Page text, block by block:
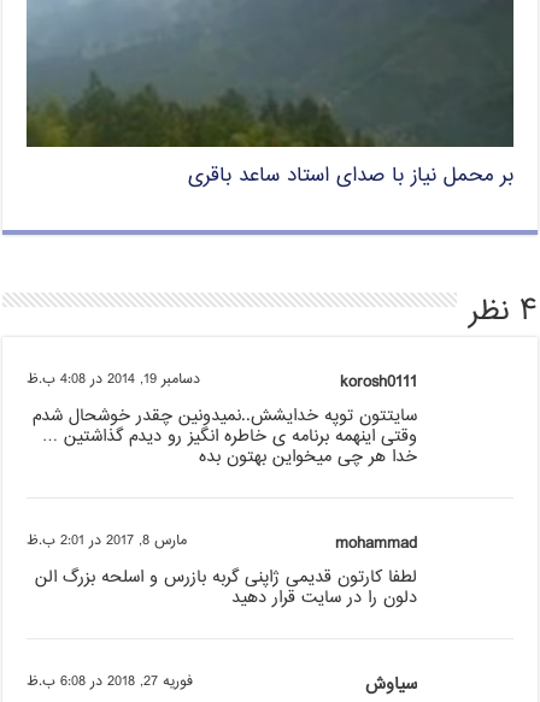
بر محمل نیاز با صدای استاد ساعد باقری
۴ نظر
korosh0111 دسامبر 19, 2014 در 4:08 ب.ظ
سایتتون توپه خدایشش..نمیدونین چقدر خوشحال شدم
وقتی اینهمه برنامه ی خاطره انگیز رو دیدم گذاشتین …
خدا هر چی میخواین بهتون بده
mohammad مارس 8, 2017 در 2:01 ب.ظ
لطفا کارتون قدیمی ژاپنی گربه بازرس و اسلحه بزرگ الن
دلون را در سایت قرار دهید
سیاوش فوریه 27, 2018 در 6:08 ب.ظ